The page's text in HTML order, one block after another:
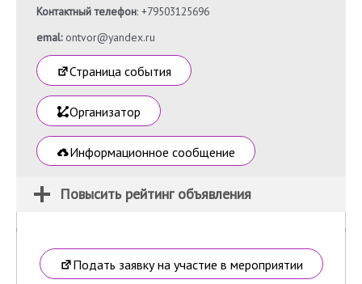
Контактный телефон: +79503125696
emal: ontvor@yandex.ru
Страница события
Организатор
Информационное сообщение
Повысить рейтинг объявления
Подать заявку на участие в мероприятии